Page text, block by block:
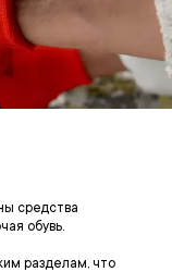
средства
обувь.
разделам, что